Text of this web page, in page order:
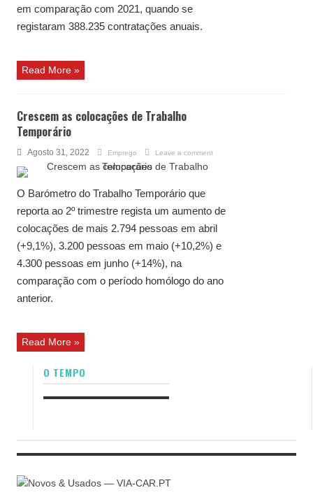
em comparação com 2021, quando se
registaram 388.235 contratações anuais.
Read More »
Crescem as colocações de Trabalho
Temporário
Agosto 31, 2022 Emprego Leave a comment
O Barómetro do Trabalho Temporário que
reporta ao 2º trimestre regista um aumento de
colocações de mais 2.794 pessoas em abril
(+9,1%), 3.200 pessoas em maio (+10,2%) e
4.300 pessoas em junho (+14%), na
comparação com o período homólogo do ano
anterior.
Read More »
O TEMPO